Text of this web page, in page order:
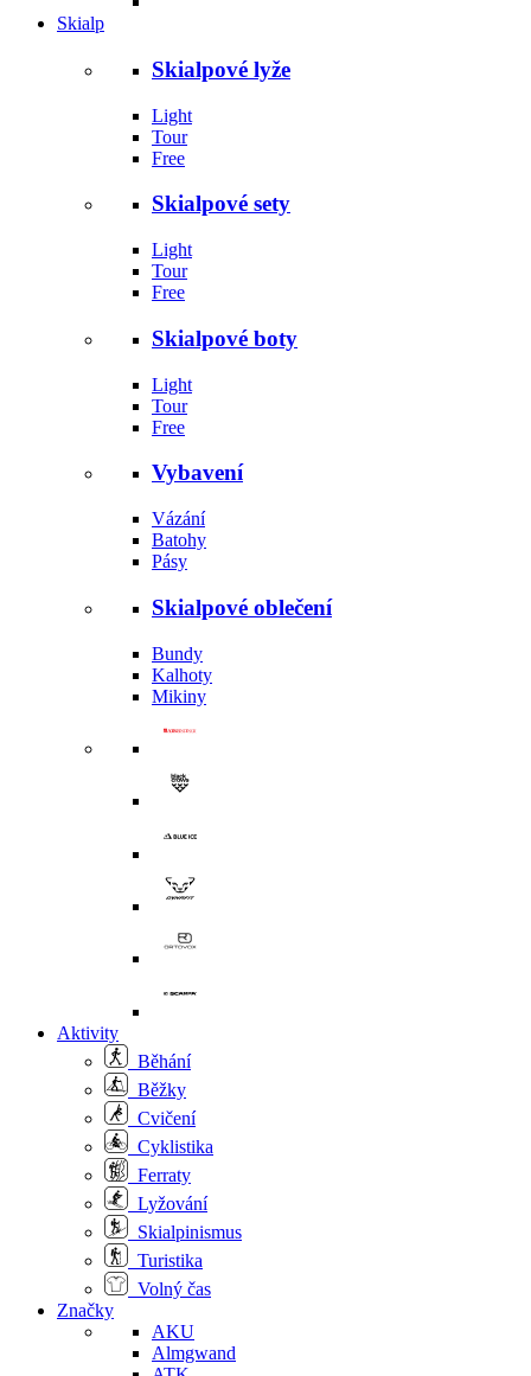
Skialp
Skialpové lyže
Light
Tour
Free
Skialpové sety
Light
Tour
Free
Skialpové boty
Light
Tour
Free
Vybavení
Vázání
Batohy
Pásy
Skialpové oblečení
Bundy
Kalhoty
Mikiny
Aktivity
Běhání
Běžky
Cvičení
Cyklistika
Ferraty
Lyžování
Skialpinismus
Turistika
Volný čas
Značky
AKU
Almgwand